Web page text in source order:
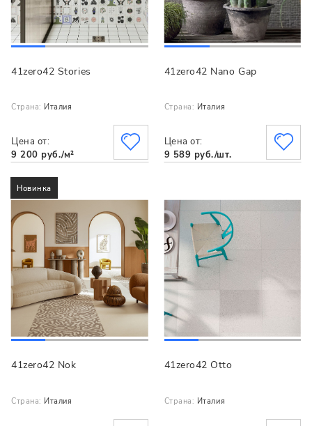
41zero42 Stories
Страна: Италия
Цена от:
9 200 руб./м²
41zero42 Nano Gap
Страна: Италия
Цена от:
9 589 руб./шт.
Новинка
41zero42 Nok
Страна: Италия
41zero42 Otto
Страна: Италия